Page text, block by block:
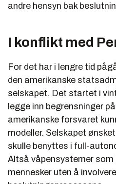
andre hensyn bak
I konflikt med
For det har i lengre tid
den amerikanske
selskapet. Det startet i
legge inn begrensninger
amerikanske forsvaret
modeller. Selskapet
skulle benyttes i full-
Altså våpensystemer som
mennesker uten å